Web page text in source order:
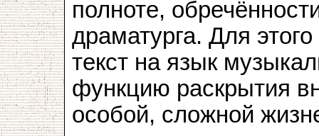
полноте,
драматурга. Для
текст на язык
функцию раскрытия
особой, сложной